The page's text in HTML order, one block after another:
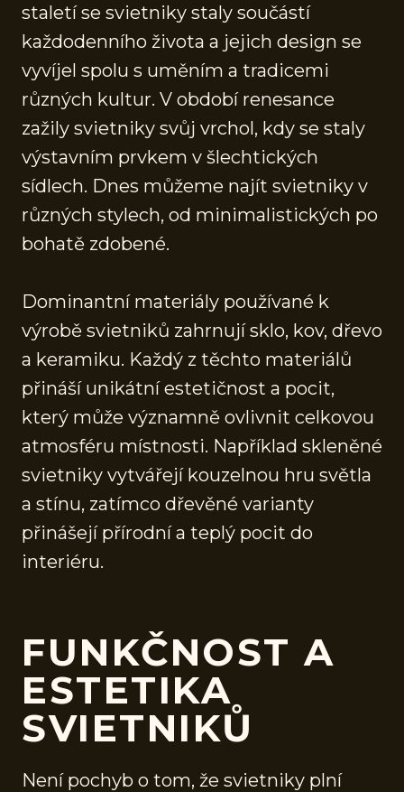
staletí se svietniky staly součástí
každodenního života a jejich design se
vyvíjel spolu s uměním a tradicemi
různých kultur. V období renesance
zažily svietniky svůj vrchol, kdy se staly
výstavním prvkem v šlechtických
sídlech. Dnes můžeme najít svietniky v
různých stylech, od minimalistických po
bohatě zdobené.
Dominantní materiály používané k
výrobě svietniků zahrnují sklo, kov, dřevo
a keramiku. Každý z těchto materiálů
přináší unikátní estetičnost a pocit,
který může významně ovlivnit celkovou
atmosféru místnosti. Například skleněné
svietniky vytvářejí kouzelnou hru světla
a stínu, zatímco dřevěné varianty
přinášejí přírodní a teplý pocit do
interiéru.
FUNKČNOST A
ESTETIKA
SVIETNIKŮ
Není pochyb o tom, že svietniky plní